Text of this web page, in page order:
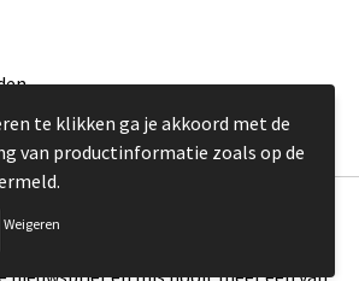
onze nieuwsbrief
te klikken ga je akkoord met de
van productinformatie zoals op de
Weigeren